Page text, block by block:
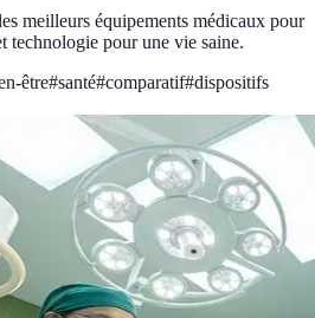
meilleurs équipements médicaux pour
technologie pour une vie saine.
être#santé#comparatif#dispositifs